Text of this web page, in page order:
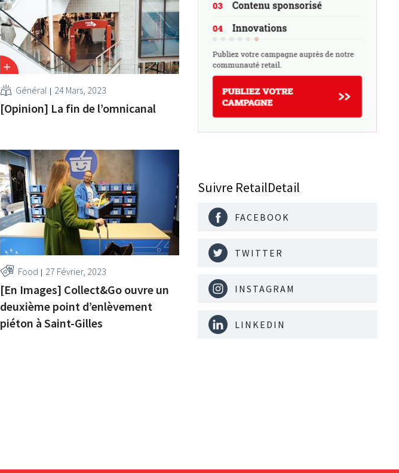
Général 24 Mars, 2023
[Opinion] La fin de l’omnicanal
Food 27 Février, 2023
[En Images] Collect&Go ouvre un
deuxième point d’enlèvement
piéton à Saint-Gilles
Suivre RetailDetail
FACEBOOK
TWITTER
INSTAGRAM
LINKEDIN